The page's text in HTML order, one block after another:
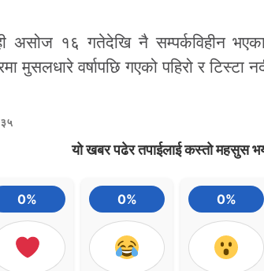
असोज १६ गतेदेखि नै सम्पर्कविहीन
मुसलधारे वर्षापछि गएको पहिरो र
यो खबर पढेर तपाईलाई कस्तो महसुस
0% 0% 0%